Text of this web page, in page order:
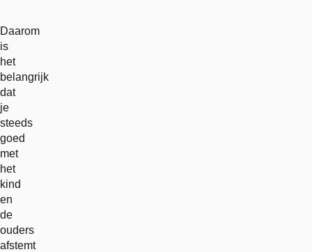
Daarom
is
het
belangrijk
dat
je
steeds
goed
met
het
kind
en
de
ouders
afstemt